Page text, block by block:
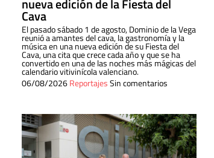
nueva edición de la Fiesta del
Cava
El pasado sábado 1 de agosto, Dominio de la Vega
reunió a amantes del cava, la gastronomía y la
música en una nueva edición de su Fiesta del
Cava, una cita que crece cada año y que se ha
convertido en una de las noches más mágicas del
calendario vitivinícola valenciano.
06/08/2026ReportajesSin comentarios